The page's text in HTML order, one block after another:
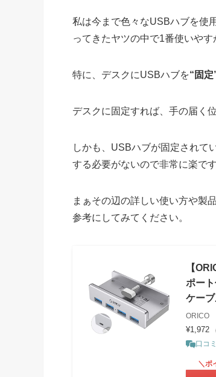
私は今まで色々なUSBハブを使
ってきたヤツの中で1番使いやす
特に、デスクにUSBハブを“固定
デスクに固定すれば、手の届く
しかも、USBハブが固定されて
する必要がないので非常に楽です
まぁその辺の詳しい使い方や製
参考にしてみてください。
【
ポー
ケー
ORICO
¥1,972
口コ
＼ポ